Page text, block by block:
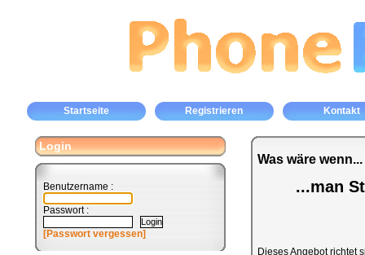
Startseite Registrieren Kontakt
Login
Benutzername :
Passwort :
[Passwort vergessen]
Was wäre wenn...
...man
Dieses Angebot richtet